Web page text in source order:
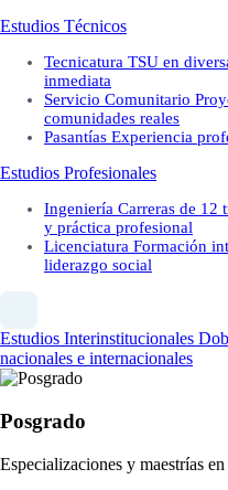
Estudios Técnicos
Tecnicatura TSU en
inmediata
Servicio Comunitario
comunidades reales
Pasantías Experiencia
Estudios Profesionales
Ingeniería Carreras de 12
y práctica profesional
Licenciatura Formación
liderazgo social
Estudios Interinstitucionales
nacionales e internacionales
Posgrado
Especializaciones y maestrías